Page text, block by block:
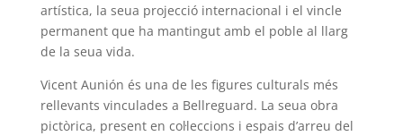
artística, la seua projecció internacional i el vincle
permanent que ha mantingut amb el poble al llarg
de la seua vida.
Vicent Aunión és una de les figures culturals més
rellevants vinculades a Bellreguard. La seua obra
pictòrica, present en col·leccions i espais d’arreu del